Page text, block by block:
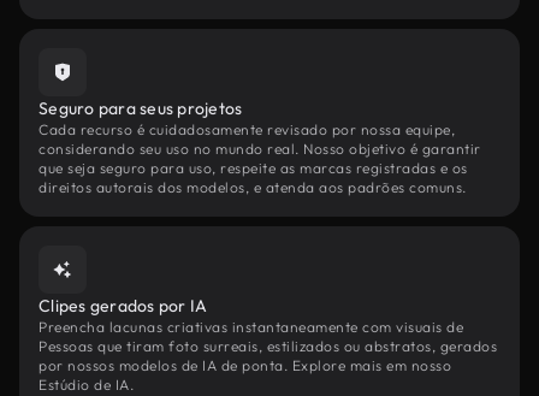
Seguro para seus projetos
Cada recurso é cuidadosamente revisado por nossa equipe,
considerando seu uso no mundo real. Nosso objetivo é garantir
que seja seguro para uso, respeite as marcas registradas e os
direitos autorais dos modelos, e atenda aos padrões comuns.
Clipes gerados por IA
Preencha lacunas criativas instantaneamente com visuais de
Pessoas que tiram foto surreais, estilizados ou abstratos, gerados
por nossos modelos de IA de ponta. Explore mais em nosso
Estúdio de IA.